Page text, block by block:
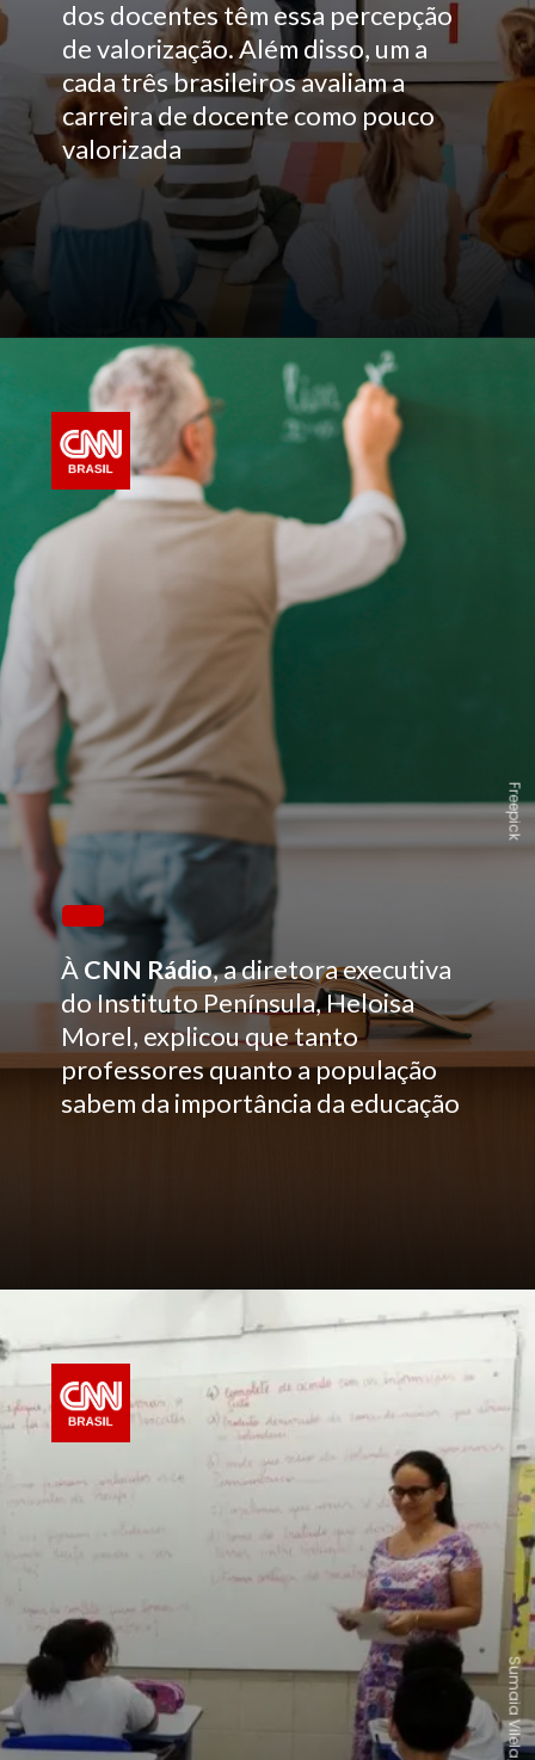
dos docentes têm essa percepção
de valorização. Além disso, um a
cada três brasileiros avaliam a
carreira de docente como pouco
valorizada
ÀCNN Rádio, a diretora executiva
do Instituto Península, Heloisa
Morel, explicou que tanto
professores quanto a população
sabem da importância da educação
Freepick